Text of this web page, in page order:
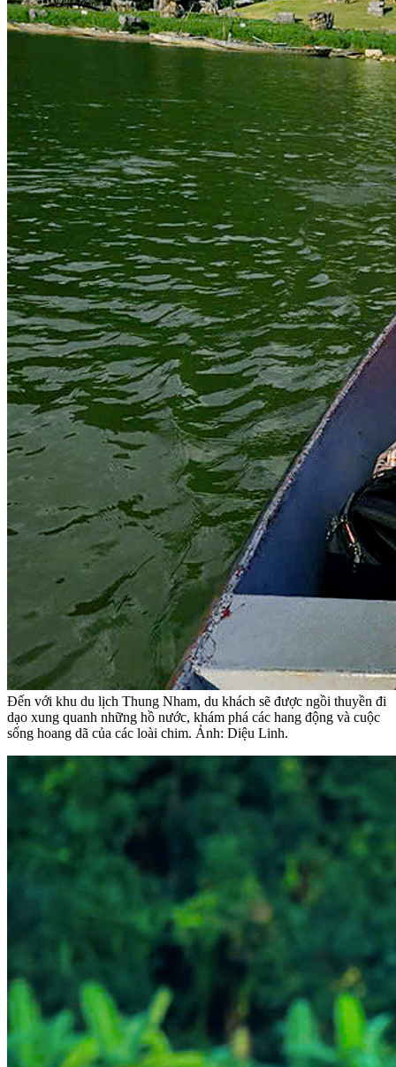
Đến với khu du lịch Thung Nham, du khách sẽ được ngồi thuyền đi
dạo xung quanh những hồ nước, khám phá các hang động và cuộc
sống hoang dã của các loài chim. Ảnh: Diệu Linh.